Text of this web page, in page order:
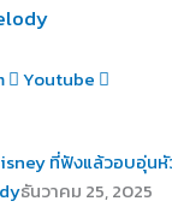
Youtube
ที่ฟังแล้วอบอุ่นหั
ธันวาคม 25, 2025